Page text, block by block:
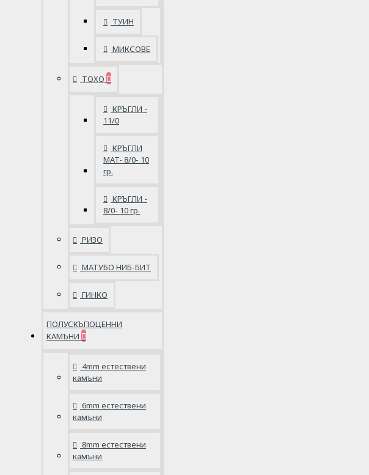
ТУИН
МИКСОВЕ
ТОХО
КРЪГЛИ -
11/0
КРЪГЛИ
MAT- 8/0- 10
гр.
КРЪГЛИ -
8/0- 10 гр.
РИЗО
МАТУБО НИБ-БИТ
ГИНКО
ПОЛУСКЪПОЦЕННИ
КАМЪНИ
4mm естествени
камъни
6mm естествени
камъни
8mm естествени
камъни